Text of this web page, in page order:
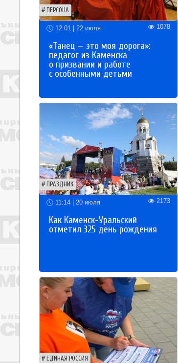
ПЕРСОНА
12:01 | 22 июля 1078
«Танец — это моя дорога»:
педагог из Каменска
о призвании и работе
с особенными детьми
ПРАЗДНИК
11:14 | 20 июля 2173
Как Каменск-Уральский
отметил 325 день рождения
ЕДИНАЯ РОССИЯ